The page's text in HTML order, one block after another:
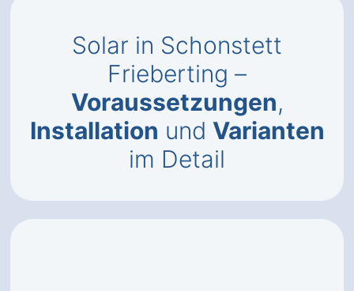
Solar in Schonstett
Frieberting –
Voraussetzungen,
Installation und Varianten
im Detail